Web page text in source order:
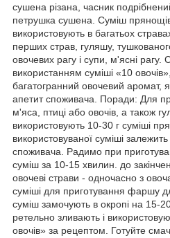
сушена різана, часник
петрушка сушена. Суміш
використовують в багатьох
перших страв, гуляшу,
овочевих рагу і супи, м'ясні рагу.
використанням суміші «10
багатогранний овочевий аромат,
апетит споживача. Поради: Для
м'яса, птиці або овочів, а також
використовують 10-30 г суміші
використовуваної суміші
споживача. Радимо при
суміш за 10-15 хвилин. до
овочеві страви - одночасно з
суміші для приготування фаршу
суміш замочують в окропі на 15-
ретельно зливають і
овочів» за рецептом. Готуйте